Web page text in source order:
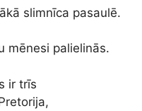
slimnīca pasaulē.
mēnesi palielinās.
ir trīs